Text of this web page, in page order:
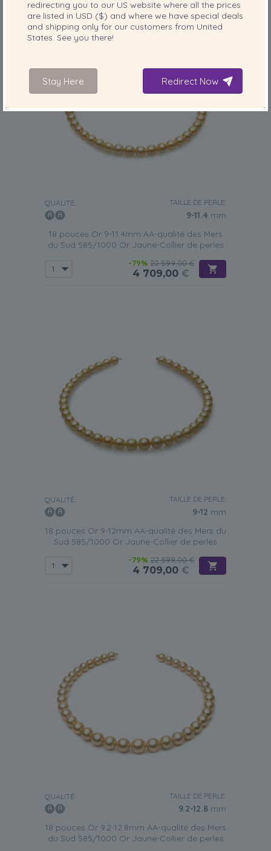
QUALITÉ: TAILLE DE PERLE:
9-11.4 mm
18 pouces Or 9-11.4mm AA-qualité des Mers
du Sud 585/1000 Or Jaune-Collier de perles
-79% 22 599,00 €
4 709,00 €
QUALITÉ: TAILLE DE PERLE:
9-12 mm
18 pouces Or 9-12mm AA-qualité des Mers du
Sud 585/1000 Or Jaune-Collier de perles
-79% 22 599,00 €
4 709,00 €
QUALITÉ: TAILLE DE PERLE:
9.2-12.8 mm
18 pouces Or 9.2-12.8mm AA-qualité des Mers
du Sud 585/1000 Or Jaune-Collier de perles
redirecting you to our US website where all the prices
are listed in USD ($) and where we have special deals
and shipping only for our customers from United
States. See you there!
Stay Here Redirect Now